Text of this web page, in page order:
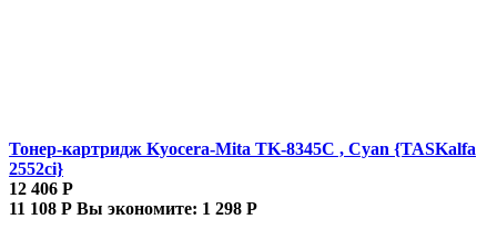
Тонер-картридж Kyocera-Mita TK-8345C , Cyan {TASKalfa
2552ci}
12 406 Р
11 108 Р Вы экономите: 1 298 Р